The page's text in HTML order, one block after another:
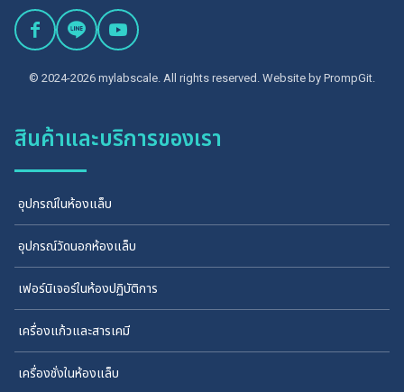
© 2024-2026 mylabscale. All rights reserved. Website by PrompGit.
สินค้าและบริการของเรา
อุปกรณ์ในห้องแล็บ
อุปกรณ์วัดนอกห้องแล็บ
เฟอร์นิเจอร์ในห้องปฏิบัติการ
เครื่องแก้วและสารเคมี
เครื่องชั่งในห้องแล็บ